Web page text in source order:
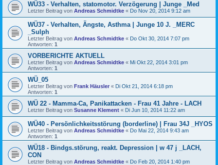
WÜ33 - Verhalten, statomotor. Verzögerung | Junge _Med
Letzter Beitrag von Andreas Schmidtke « Do Nov 20, 2014 9:12 am
WÜ37 - Verhalten, Ängste, Asthma | Junge 10 J. _MERC
_Sulph
Letzter Beitrag von Andreas Schmidtke « Do Okt 30, 2014 7:07 pm
Antworten: 1
VORBERICHTE AKTUELL
Letzter Beitrag von Andreas Schmidtke « Mi Okt 22, 2014 3:01 pm
Antworten: 1
WÜ_05
Letzter Beitrag von Frank Häusler « Di Okt 21, 2014 6:18 pm
Antworten: 1
WÜ 22 - Mamma-Ca, Panikattacken - Frau 41 Jahre - LACH
Letzter Beitrag von Susanne Klement « Di Jun 10, 2014 11:22 am
WÜ40 - Persönlichkeitsstörung (borderline) | Frau 34J _HYOS
Letzter Beitrag von Andreas Schmidtke « Do Mai 22, 2014 9:43 am
Antworten: 1
WÜ18 - Bindgs.störung, reakt. Depression | w 47 j _LACH,
CON
Letzter Beitrag von Andreas Schmidtke « Do Feb 20, 2014 1:40 pm